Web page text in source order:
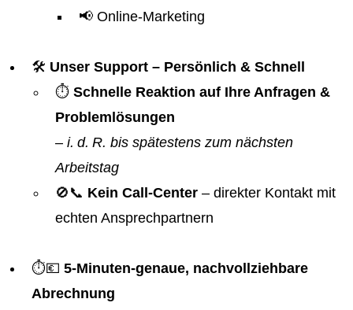
📢 Online-Marketing
🛠️ Unser Support – Persönlich & Schnell
⏱️ Schnelle Reaktion auf Ihre Anfragen &
Problemlösungen
– i. d. R. bis spätestens zum nächsten
Arbeitstag
🚫📞 Kein Call-Center – direkter Kontakt mit
echten Ansprechpartnern
⏱️💶 5-Minuten-genaue, nachvollziehbare
Abrechnung